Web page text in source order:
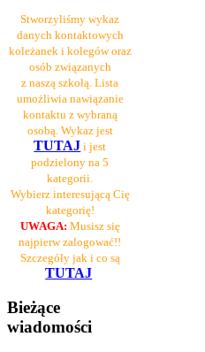
Stworzyliśmy wykaz
danych kontaktowych
koleżanek i kolegów oraz
osób związanych
z naszą szkołą. Lista
umożliwia nawiązanie
kontaktu z wybraną
osobą. Wykaz jest
TUTAJ i jest
podzielony na 5
kategorii.
Wybierz interesującą Cię
kategorię!
UWAGA: Musisz się
najpierw zalogować!!
Szczegóły jak i co są
TUTAJ
Bieżące
wiadomości